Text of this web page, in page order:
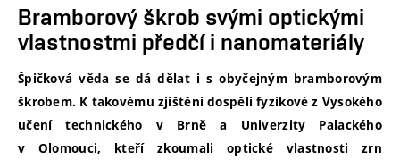
Bramborový škrob svými optickými
vlastnostmi předčí i nanomateriály
Špičková věda se dá dělat i s obyčejným bramborovým
škrobem. K takovému zjištění dospěli fyzikové z Vysokého
učení technického v Brně a Univerzity Palackého
v Olomouci, kteří zkoumali optické vlastnosti zrn